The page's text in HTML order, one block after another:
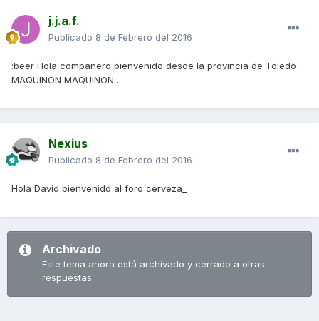
j.j.a.f.
Publicado 8 de Febrero del 2016
:beer Hola compañero bienvenido desde la provincia de Toledo .
MAQUINON MAQUINON .
Nexius
Publicado 8 de Febrero del 2016
Hola David bienvenido al foro cerveza_
Archivado
Este tema ahora está archivado y cerrado a otras
respuestas.